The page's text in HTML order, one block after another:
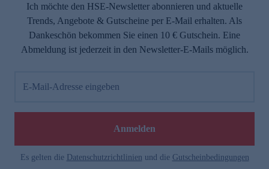
Ich möchte den HSE-Newsletter abonnieren und aktuelle
Trends, Angebote & Gutscheine per E-Mail erhalten. Als
Dankeschön bekommen Sie einen 10 € Gutschein. Eine
Abmeldung ist jederzeit in den Newsletter-E-Mails möglich.
E-Mail-Adresse eingeben
Anmelden
Es gelten die Datenschutzrichtlinien und die Gutscheinbedingungen